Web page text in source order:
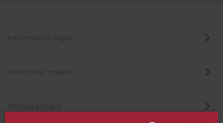
Informazioni legali
Politica sui cookie
Politica privacy